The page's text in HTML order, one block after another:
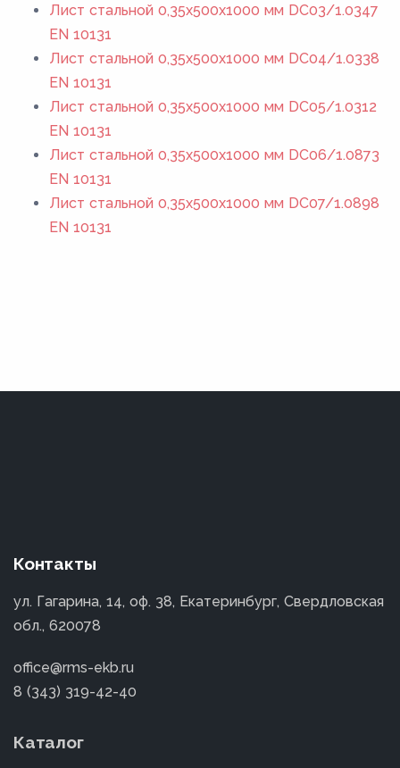
Лист стальной 0,35х500х1000 мм DC03/1.0347
EN 10131
Лист стальной 0,35х500х1000 мм DC04/1.0338
EN 10131
Лист стальной 0,35х500х1000 мм DC05/1.0312
EN 10131
Лист стальной 0,35х500х1000 мм DC06/1.0873
EN 10131
Лист стальной 0,35х500х1000 мм DC07/1.0898
EN 10131
Контакты
ул. Гагарина, 14, оф. 38, Екатеринбург, Свердловская
обл., 620078
office@rms-ekb.ru
8 (343) 319-42-40
Каталог